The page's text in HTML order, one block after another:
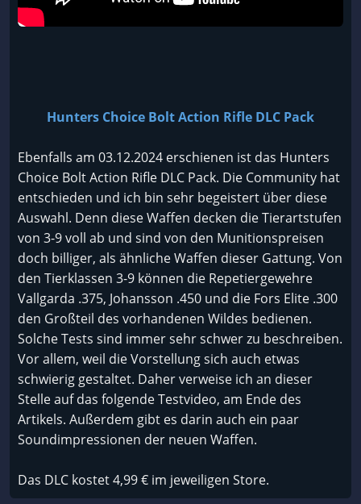
Hunters Choice Bolt Action Rifle DLC Pack
Ebenfalls am 03.12.2024 erschienen ist das Hunters
Choice Bolt Action Rifle DLC Pack. Die Community hat
entschieden und ich bin sehr begeistert über diese
Auswahl. Denn diese Waffen decken die Tierartstufen
von 3-9 voll ab und sind von den Munitionspreisen
doch billiger, als ähnliche Waffen dieser Gattung. Von
den Tierklassen 3-9 können die Repetiergewehre
Vallgarda .375, Johansson .450 und die Fors Elite .300
den Großteil des vorhandenen Wildes bedienen.
Solche Tests sind immer sehr schwer zu beschreiben.
Vor allem, weil die Vorstellung sich auch etwas
schwierig gestaltet. Daher verweise ich an dieser
Stelle auf das folgende Testvideo, am Ende des
Artikels. Außerdem gibt es darin auch ein paar
Soundimpressionen der neuen Waffen.
Das DLC kostet 4,99 € im jeweiligen Store.